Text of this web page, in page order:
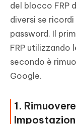
del blocco FRP
diversi se
password. Il
FRP utilizzando
secondo è
Google.
1.